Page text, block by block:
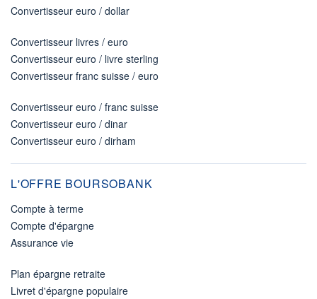
Convertisseur euro / dollar
Convertisseur livres / euro
Convertisseur euro / livre sterling
Convertisseur franc suisse / euro
Convertisseur euro / franc suisse
Convertisseur euro / dinar
Convertisseur euro / dirham
L'OFFRE BOURSOBANK
Compte à terme
Compte d'épargne
Assurance vie
Plan épargne retraite
Livret d'épargne populaire